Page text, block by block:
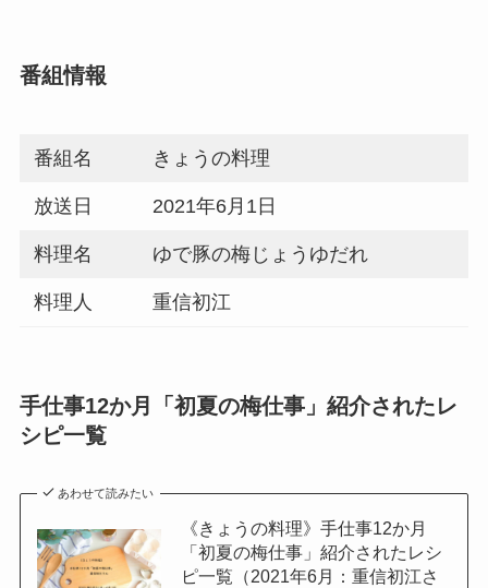
番組情報
番組名 きょうの料理
放送日 2021年6月1日
料理名 ゆで豚の梅じょうゆだれ
料理人 重信初江
手仕事12か月「初夏の梅仕事」紹介されたレ
シピ一覧
あわせて読みたい
《きょうの料理》手仕事12か月
「初夏の梅仕事」紹介されたレシ
ピ一覧（2021年6月：重信初江さ